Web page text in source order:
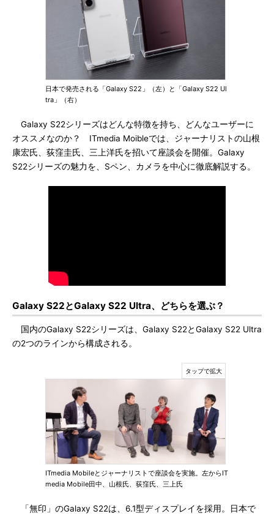
日本で発売される「Galaxy S22」（左）と「Galaxy S22 Ul
tra」（右）
Galaxy S22シリーズはどんな特徴を持ち、どんなユーザーに
オススメなのか？ ITmedia Moibleでは、ジャーナリストの山根
康宏氏、荻窪圭氏、三上洋氏を招いて座談会を開催。Galaxy
S22シリーズの魅力を、Sペン、カメラを中心に徹底解説する。
Galaxy S22とGalaxy S22 Ultra、どちらを選ぶ？
国内のGalaxy S22シリーズは、Galaxy S22とGalaxy S22 Ultra
の2つのラインから構成される。
ITmedia Mobileとジャーナリストで座談会を実施。左からIT
media Mobile田中、山根氏、荻窪氏、三上氏
「無印」のGalaxy S22は、6.1型ディスプレイを採用。日本で